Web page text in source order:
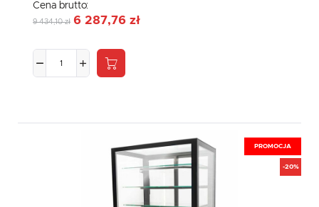
Cena brutto:
9 434,10 zł 6 287,76 zł
PROMOCJA
-20%